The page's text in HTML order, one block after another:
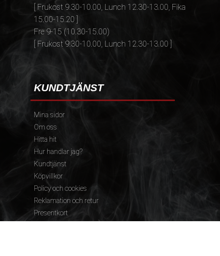
[ Frukost 9.30-10.00, Lunch 12.30-13.00, Fika
15.00-15.20 ]
Fre 9-15 (10.30-15.00)
[ Frukost 9.30-10.00, Lunch 12.30-13.00 ]
KUNDTJÄNST
Mina sidor
Om oss
Hitta hit
Hur handlar jag?
Kundtjänst
Köpvillkor
Policy och cookies
Reklamation och retur
Presentkort